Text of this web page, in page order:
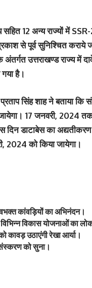
सहित 12 अन्य राज्यों में
से पूर्व सुनिश्चित कराये
अंतर्गत उत्तराखण्ड राज्य में
है।
सिंह शाह ने बताया कि
17 जनवरी, 2024
डाटाबेस का अद्यतीकरण
2024 को किया जायेगा।
कांवड़ियों का अभिनंदन।
विकास योजनाओं का
उठाएंगी रेखा आर्या।
को सुना।